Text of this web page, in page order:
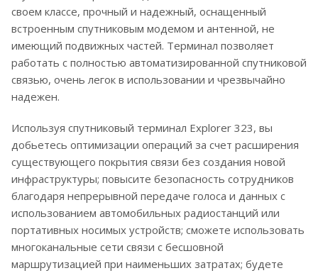
своем классе, прочный и надежный, оснащенный
встроенным спутниковым модемом и антенной, не
имеющий подвижных частей. Терминал позволяет
работать с полностью автоматизированной спутниковой
связью, очень легок в использовании и чрезвычайно
надежен.
Используя спутниковый терминал Explorer 323, вы
добьетесь оптимизации операций за счет расширения
существующего покрытия связи без создания новой
инфраструктуры; повысите безопасность сотрудников
благодаря непрерывной передаче голоса и данных с
использованием автомобильных радиостанций или
портативных носимых устройств; сможете использовать
многоканальные сети связи с бесшовной
маршрутизацией при наименьших затратах; будете